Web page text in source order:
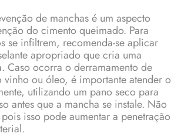
de manchas é um aspecto
do cimento queimado. Para
se infiltrem, recomenda-se aplicar
apropriado que cria uma
Caso ocorra o derramamento de
vinho ou óleo, é importante atender o
utilizando um pano seco para
antes que a mancha se instale. Não
isso pode aumentar a penetração